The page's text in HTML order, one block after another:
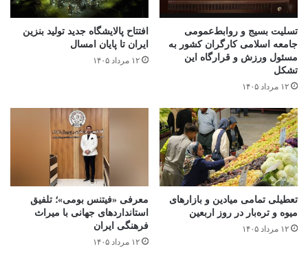
تسلیت بسیج و روابط‌عمومی
جامعه اسلامی کارگران کشور به
مسئول ورزش و قرارگاه این
تشکل
۱۲ مرداد ۱۴۰۵
افتتاح ‌پالایشگاه جدید تولید بنزین
ایران تا پایان امسال
۱۲ مرداد ۱۴۰۵
تعطیلی تمامی میادین و بازارهای
میوه و تره‌بار در روز اربعین
۱۲ مرداد ۱۴۰۵
معرفی «فیتنس بومی»؛ تلفیق
استانداردهای جهانی با میراث
فرهنگی ایران
۱۲ مرداد ۱۴۰۵